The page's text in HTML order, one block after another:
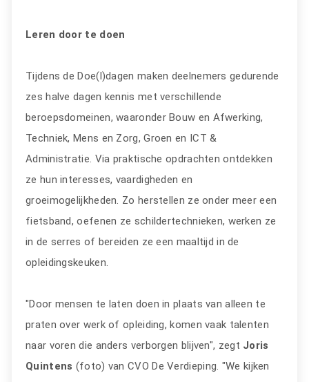
Leren door te doen
Tijdens de Doe(l)dagen maken deelnemers gedurende
zes halve dagen kennis met verschillende
beroepsdomeinen, waaronder Bouw en Afwerking,
Techniek, Mens en Zorg, Groen en ICT &
Administratie. Via praktische opdrachten ontdekken
ze hun interesses, vaardigheden en
groeimogelijkheden. Zo herstellen ze onder meer een
fietsband, oefenen ze schildertechnieken, werken ze
in de serres of bereiden ze een maaltijd in de
opleidingskeuken.
"Door mensen te laten doen in plaats van alleen te
praten over werk of opleiding, komen vaak talenten
naar voren die anders verborgen blijven", zegt Joris
Quintens (foto) van CVO De Verdieping. "We kijken